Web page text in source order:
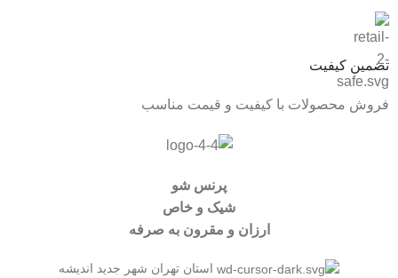
تضمین کیفیت
فروش محصولات با کیفیت و قیمت مناسب
پرنس شو
شیک و خاص
ارزان و مقرون به صرفه
استان تهران شهر جدید اندیشه